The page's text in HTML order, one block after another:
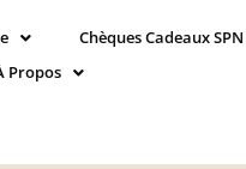
Chèques Cadeaux SPN
Propos